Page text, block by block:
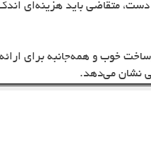
متقاضی باید هزینه‌ای
خوب و همه‌جانبه برای
نشان می‌دهد.